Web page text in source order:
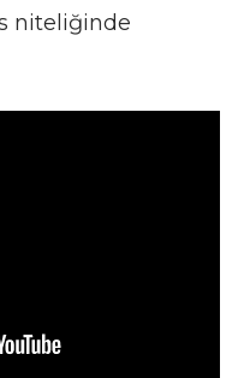
niteliğinde